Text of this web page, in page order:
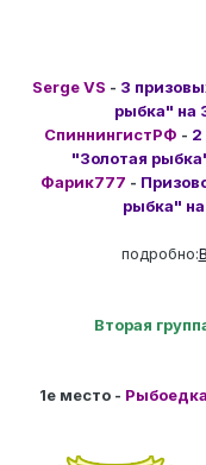
Serge VS - 3
рыбка" на
СпиннингистРФ - 2
"Золотая
Фарик777 -
рыбка"
подробно:
Вторая
1е место - Рыбоедка